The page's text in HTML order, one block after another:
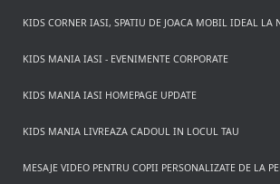
KIDS CORNER IASI, SPATIU DE JOACA MOBIL IDEAL LA
KIDS MANIA IASI - EVENIMENTE CORPORATE
KIDS MANIA IASI HOMEPAGE UPDATE
KIDS MANIA LIVREAZA CADOUL IN LOCUL TAU
MESAJE VIDEO PENTRU COPII PERSONALIZATE DE LA